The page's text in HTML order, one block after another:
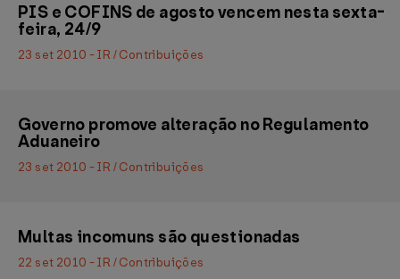
PIS e COFINS de agosto vencem nesta sexta-
feira, 24/9
23 set 2010 - IR / Contribuições
Governo promove alteração no Regulamento
Aduaneiro
23 set 2010 - IR / Contribuições
Multas incomuns são questionadas
22 set 2010 - IR / Contribuições